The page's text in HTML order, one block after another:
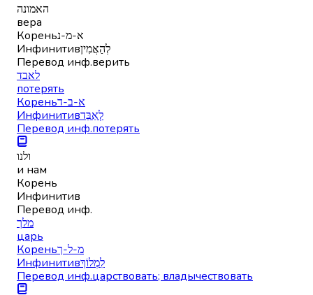
האמונה
вера
Кореньא-מ-נ
Инфинитивלְהַאֲמִין
Перевод инф.верить
לאבד
потерять
Кореньא-ב-ד
Инфинитивלְאַבֵּד
Перевод инф.потерять
ולנו
и нам
Корень
Инфинитив
Перевод инф.
מלך
царь
Кореньמ-ל-ך
Инфинитивלִמְלוֹךְ
Перевод инф.царствовать; владычествовать